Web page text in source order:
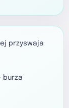
przyswaja
burza